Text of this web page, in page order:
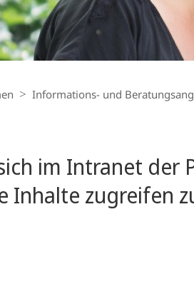
Informations- und
im Intranet
Inhalte zugreifen